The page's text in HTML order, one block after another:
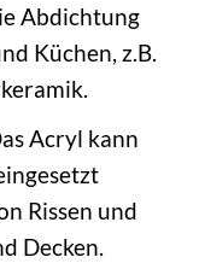
Abdichtung
Küchen, z.B.
Acryl kann
Rissen und
Decken.